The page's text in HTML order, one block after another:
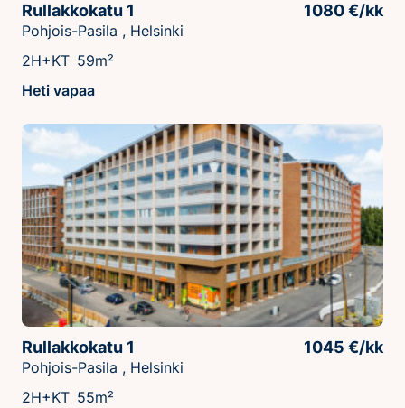
Rullakkokatu 1 1080 €/kk
Pohjois-Pasila , Helsinki
2H+KT 59m²
Heti vapaa
Rullakkokatu 1 1045 €/kk
Pohjois-Pasila , Helsinki
2H+KT 55m²